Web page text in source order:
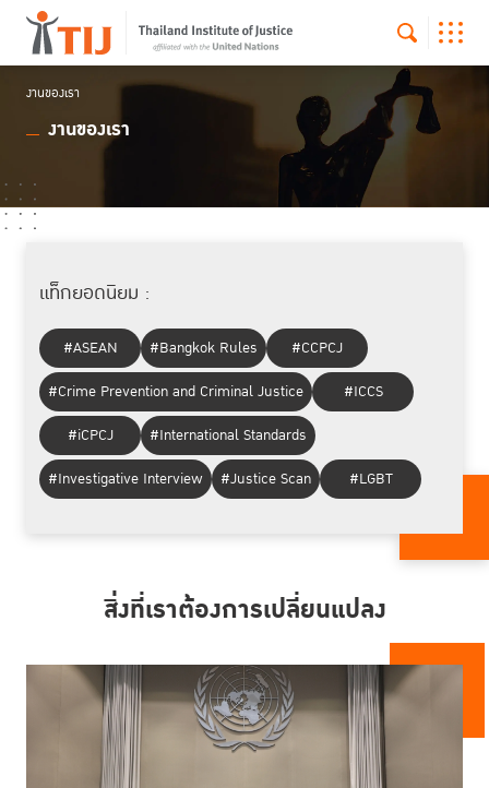
งานของเรา
งานของเรา
แท็กยอดนิยม :
#ASEAN #Bangkok Rules
#CCPCJ
#Crime Prevention and Criminal Justice
#ICCS
#iCPCJ
#International Standards
#Investigative Interview
#Justice Scan #LGBT
สิ่งที่เราต้องการเปลี่ยนแปลง